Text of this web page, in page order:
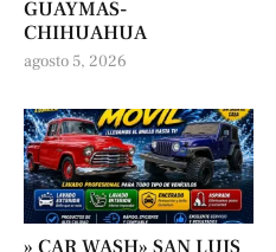
GUAYMAS-
CHIHUAHUA
agosto 5, 2026